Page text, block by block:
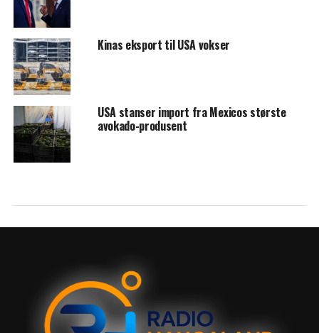
Kinas eksport til USA vokser
USA stanser import fra Mexicos største
avokado-produsent